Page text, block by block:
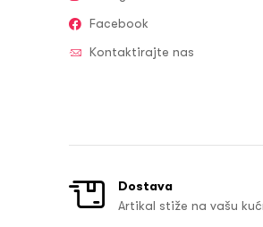
Facebook
Kontaktirajte nas
Dostava
Artikal stiže na vašu